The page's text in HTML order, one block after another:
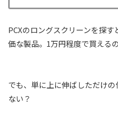
PCXのロングスクリーンを探
価な製品。1万円程度で買える
でも、単に上に伸ばしただけ
ない？